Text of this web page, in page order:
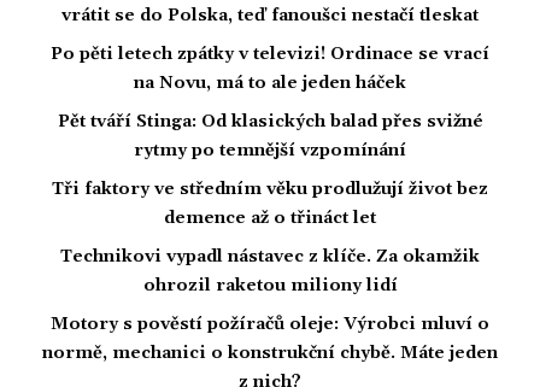
vrátit se do Polska, teď fanoušci nestačí tleskat
Po pěti letech zpátky v televizi! Ordinace se vrací
na Novu, má to ale jeden háček
Pět tváří Stinga: Od klasických balad přes svižné
rytmy po temnější vzpomínání
Tři faktory ve středním věku prodlužují život bez
demence až o třináct let
Technikovi vypadl nástavec z klíče. Za okamžik
ohrozil raketou miliony lidí
Motory s pověstí požíračů oleje: Výrobci mluví o
normě, mechanici o konstrukční chybě. Máte jeden
z nich?